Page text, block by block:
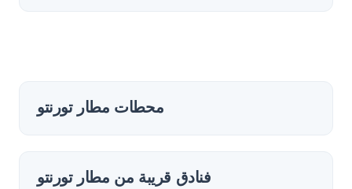
محطات مطار تورنتو
فنادق قريبة من مطار تورنتو